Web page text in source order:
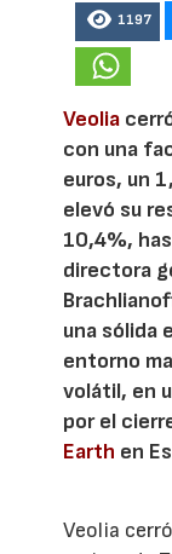
1197
Veolia
con una
euros, un
elevó su
10,4%,
directora
una sólida
entorno
volátil, en
por el
Earth en
Veolia